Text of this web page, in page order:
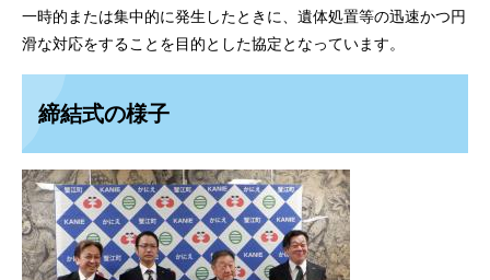
一時的または集中的に発生したときに、遺体処置等の迅速かつ円
滑な対応をすることを目的とした協定となっています。
締結式の様子